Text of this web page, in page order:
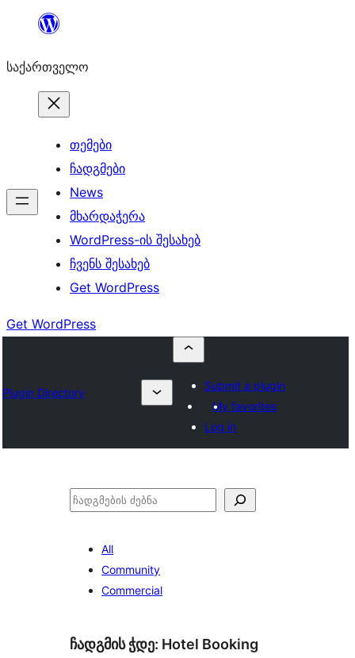
შიგთავსზე
საქართველო
თემები
ჩადგმები
News
მხარდაჭერა
WordPress-ის შესახებ
ჩვენს შესახებ
Get WordPress
Get WordPress
Plugin Directory
Submit a plugin
My favorites
Log in
ძებნა
All
Community
Commercial
ჩადგმის ჭდე: Hotel Booking